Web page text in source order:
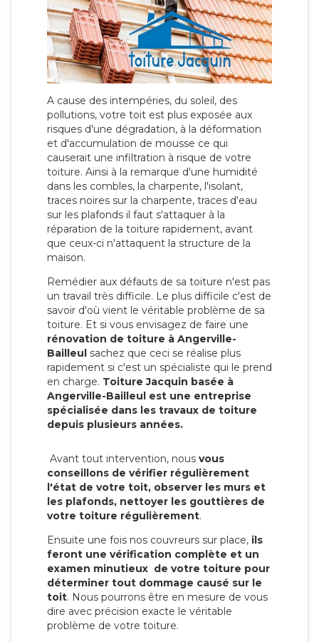
A cause des intempéries, du soleil, des
pollutions, votre toit est plus exposée aux
risques d'une dégradation, à la déformation
et d'accumulation de mousse ce qui
causerait une infiltration à risque de votre
toiture. Ainsi à la remarque d'une humidité
dans les combles, la charpente, l'isolant,
traces noires sur la charpente, traces d'eau
sur les plafonds il faut s'attaquer à la
réparation de la toiture rapidement, avant
que ceux-ci n'attaquent la structure de la
maison.
Remédier aux défauts de sa toiture n'est pas
un travail très difficile. Le plus difficile c'est de
savoir d'où vient le véritable problème de sa
toiture. Et si vous envisagez de faire une
rénovation de toiture à Angerville-
Bailleul sachez que ceci se réalise plus
rapidement si c'est un spécialiste qui le prend
en charge. Toiture Jacquin basée à
Angerville-Bailleul est une entreprise
spécialisée dans les travaux de toiture
depuis plusieurs années.
Avant tout intervention, nous vous
conseillons de vérifier régulièrement
l'état de votre toit, observer les murs et
les plafonds, nettoyer les gouttières de
votre toiture régulièrement.
Ensuite une fois nos couvreurs sur place, ils
feront une vérification complète et un
examen minutieux de votre toiture pour
déterminer tout dommage causé sur le
toit. Nous pourrons être en mesure de vous
dire avec précision exacte le véritable
problème de votre toiture.